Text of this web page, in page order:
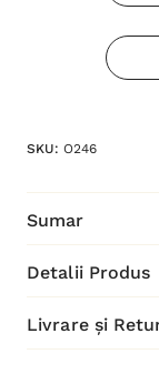
SKU: O246
Sumar
Detalii Produs
Livrare și